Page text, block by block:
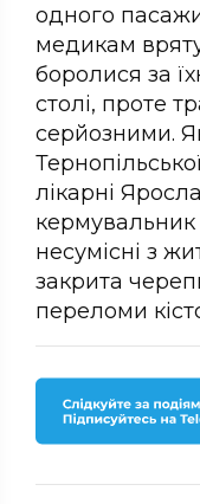
одного
медикам
боролися за
столі, проте
серйозними.
лікарні
несумісні з
закрита
переломи